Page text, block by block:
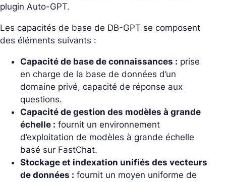
plugin Auto-GPT.
Les capacités de base de DB-GPT se composent
des éléments suivants :
Capacité de base de connaissances : prise
en charge de la base de données d’un
domaine privé, capacité de réponse aux
questions.
Capacité de gestion des modèles à grande
échelle : fournit un environnement
d’exploitation de modèles à grande échelle
basé sur FastChat.
Stockage et indexation unifiés des vecteurs
de données : fournit un moyen uniforme de